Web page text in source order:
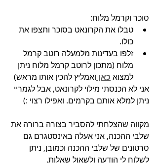
סוכר וקרמל מלוח:
טבלו את הקרונאט בסוכר ותצפו את
כולו.
זלפו בעדינות מלמעלה רוטב קרמל
מלוח (מתכון לרוטב קרמל מלוח ניתן
למצוא כאן ואמליץ להכין אותו מראש)
אני לא הכנסתי מילוי לקרונאט, אבל לגמריי
ניתן למלא אותם בקרמים. ואפילו רצוי :)
מקווה שהצלחתי להסביר בצורה ברורה את
שלבי ההכנה, אני אעלה באינסטגרם גם
סרטונים של שלבי ההכנה וכמובן, ניתן
לשלוח לי הודעה ולשאול שאלות.